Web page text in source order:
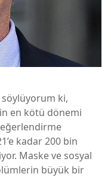
söylüyorum ki,
en kötü dönemi
kadar 200 bin
Maske ve sosyal
büyük bir